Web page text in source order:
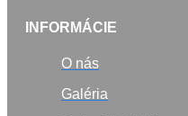
INFORMÁCIE
O nás
Galéria